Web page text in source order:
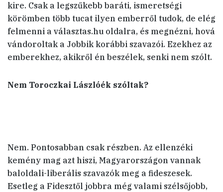
kire. Csak a legszűkebb baráti, ismeretségi
körömben több tucat ilyen emberről tudok, de elég
felmenni a választas.hu oldalra, és megnézni, hová
vándoroltak a Jobbik korábbi szavazói. Ezekhez az
emberekhez, akikről én beszélek, senki nem szólt.
Nem Toroczkai Lászlóék szóltak?
Nem. Pontosabban csak részben. Az ellenzéki
kemény mag azt hiszi, Magyarországon vannak
baloldali-liberális szavazók meg a fideszesek.
Esetleg a Fidesztől jobbra még valami szélsőjobb,